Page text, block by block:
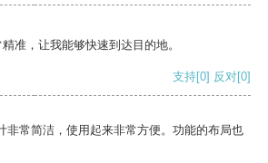
准，让我能够快速到达目的地。
支持[0] 反对[0]
非常简洁，使用起来非常方便。功能的布局也